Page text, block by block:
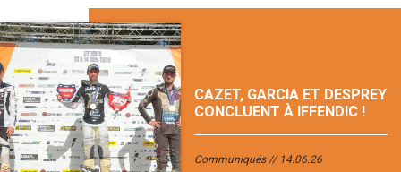
CAZET, GARCIA ET DESPREY
CONCLUENT À IFFENDIC !
Communiqués 14.06.26